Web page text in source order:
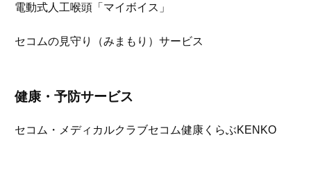
電動式人工喉頭「マイボイス」
セコムの見守り（みまもり）サービス
健康・予防サービス
セコム・メディカルクラブセコム健康くらぶKENKO